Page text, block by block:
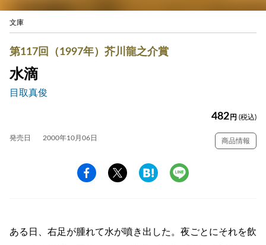
文庫
第117回（1997年）芥川龍之介賞
水滴
目取真俊
482 円 (税込)
発売日 2000年10月06日 商品情報
ある日、右足が腫れて水が噴き出した。夜ごとにそれを飲